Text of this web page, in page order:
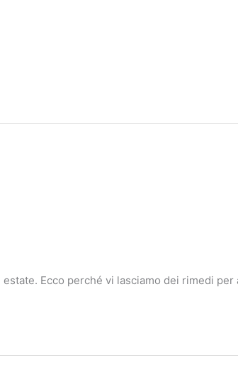
Ecco perché vi lasciamo dei rimedi per